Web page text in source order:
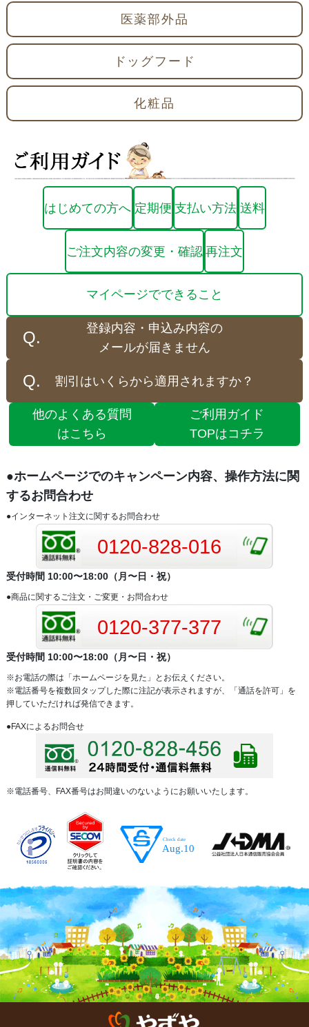
医薬部外品
ドッグフード
化粧品
はじめての方へ 定期便 支払い方法 送料
ご注文内容の変更・確認 再注文
マイページでできること
登録内容・申込み内容の
メールが届きません
割引はいくらから適用されますか？
他のよくある質問
はこちら
ご利用ガイド
TOPはコチラ
●ホームページでのキャンペーン内容、操作方法に関
するお問合わせ
●インターネット注文に関するお問合わせ
0120-828-016
受付時間 10:00〜18:00（月〜日・祝）
●商品に関するご注文・ご変更・お問合わせ
0120-377-377
受付時間 10:00〜18:00（月〜日・祝）
※お電話の際は「ホームページを見た」とお伝えください。
※電話番号を複数回タップした際に注記が表示されますが、「通話を許可」を
押していただければ発信できます。
●FAXによるお問合せ
※電話番号、FAX番号はお間違いのないようにお願いいたします。